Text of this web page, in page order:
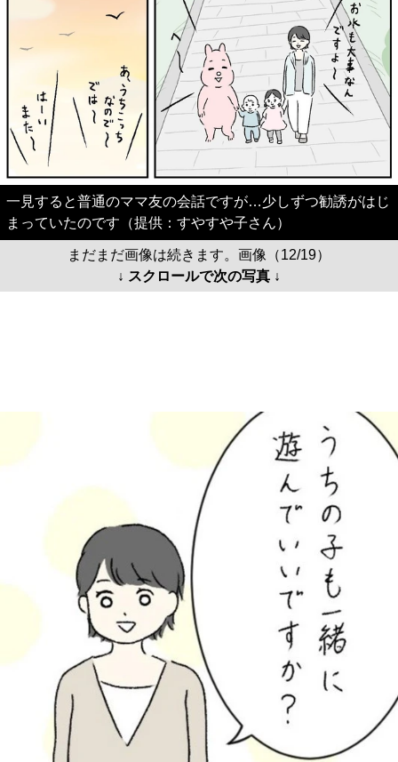
一見すると普通のママ友の会話ですが…少しずつ勧誘がはじ
まっていたのです（提供：すやすや子さん）
まだまだ画像は続きます。画像（12/19）
↓ スクロールで次の写真 ↓